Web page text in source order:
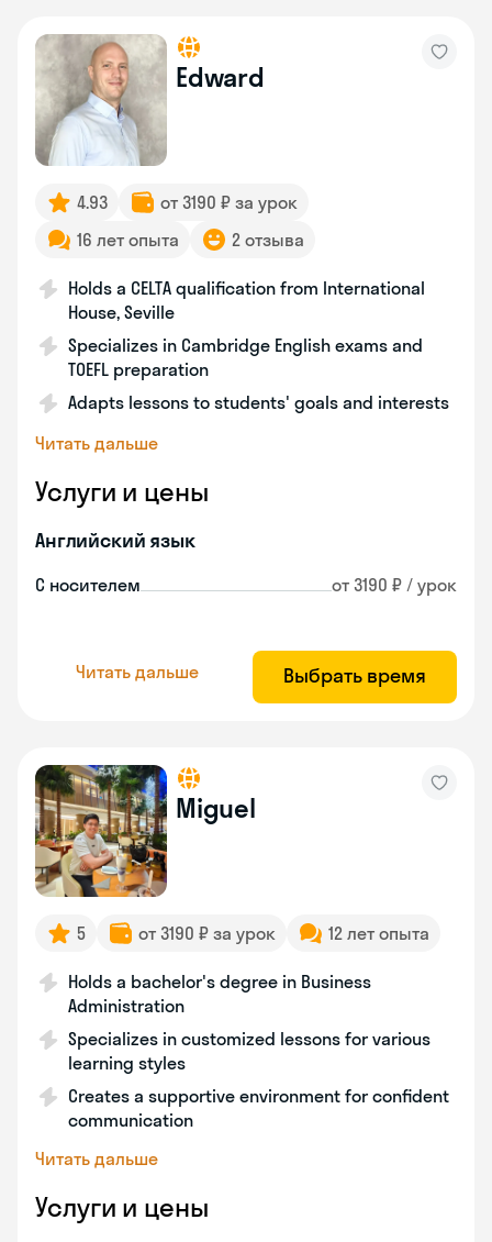
Edward
4.93
от 3190 ₽ за урок
16 лет опыта
2 отзыва
Holds a CELTA qualification from International
House, Seville
Specializes in Cambridge English exams and
TOEFL preparation
Adapts lessons to students' goals and interests
Читать дальше
Услуги и цены
Английский язык
С носителем от 3190 ₽ / урок
Читать дальше Выбрать время
Miguel
5 от 3190 ₽ за урок 12 лет опыта
Holds a bachelor's degree in Business
Administration
Specializes in customized lessons for various
learning styles
Creates a supportive environment for confident
communication
Читать дальше
Услуги и цены